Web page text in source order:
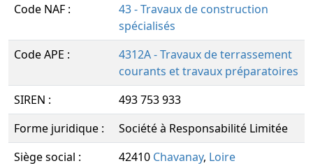
Code NAF :
43 - Travaux de construction
spécialisés
Code APE :
4312A - Travaux de terrassement
courants et travaux préparatoires
SIREN :
493 753 933
Forme juridique :
Société à Responsabilité Limitée
Siège social :
42410 Chavanay, Loire